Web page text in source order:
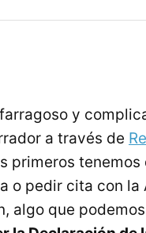
y
a través de
primeros tenemos
o pedir cita con la
algo que